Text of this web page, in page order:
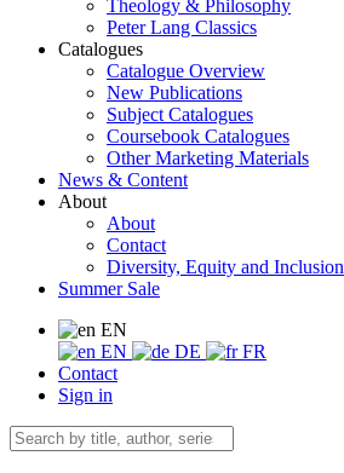
Theology & Philosophy
Peter Lang Classics
Catalogues
Catalogue Overview
New Publications
Subject Catalogues
Coursebook Catalogues
Other Marketing Materials
News & Content
About
About
Contact
Diversity, Equity and Inclusion
Summer Sale
EN
EN
DE
FR
Contact
Sign in